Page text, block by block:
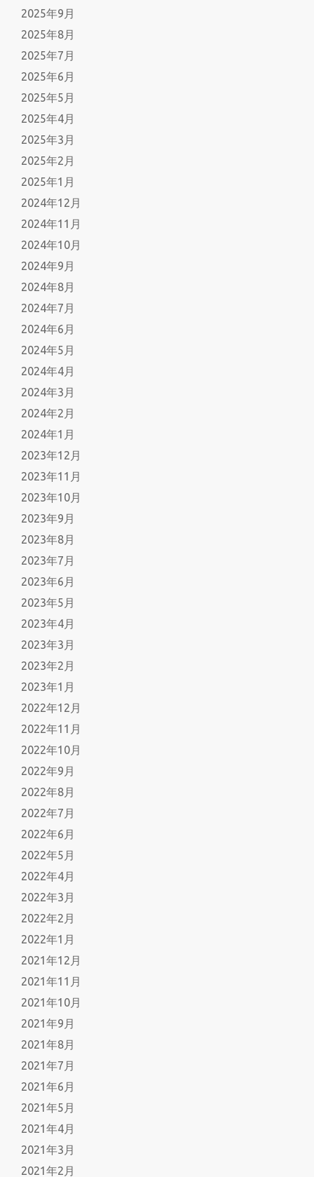
2025年9月
2025年8月
2025年7月
2025年6月
2025年5月
2025年4月
2025年3月
2025年2月
2025年1月
2024年12月
2024年11月
2024年10月
2024年9月
2024年8月
2024年7月
2024年6月
2024年5月
2024年4月
2024年3月
2024年2月
2024年1月
2023年12月
2023年11月
2023年10月
2023年9月
2023年8月
2023年7月
2023年6月
2023年5月
2023年4月
2023年3月
2023年2月
2023年1月
2022年12月
2022年11月
2022年10月
2022年9月
2022年8月
2022年7月
2022年6月
2022年5月
2022年4月
2022年3月
2022年2月
2022年1月
2021年12月
2021年11月
2021年10月
2021年9月
2021年8月
2021年7月
2021年6月
2021年5月
2021年4月
2021年3月
2021年2月